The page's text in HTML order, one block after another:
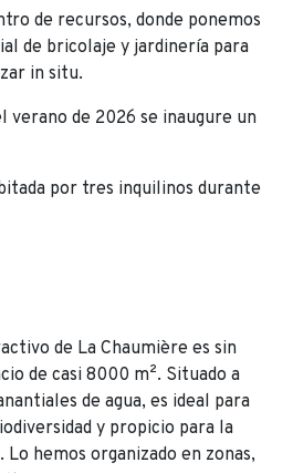
de recursos, donde ponemos
de bricolaje y jardinería para
in situ.
verano de 2026 se inaugure un
por tres inquilinos durante
de La Chaumière es sin
de casi 8000 m². Situado a
de agua, es ideal para
y propicio para la
hemos organizado en zonas,